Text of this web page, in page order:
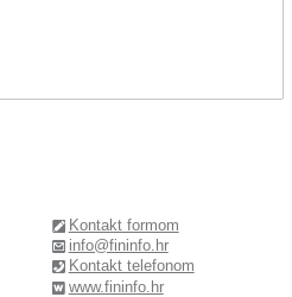
Kontakt formom
info@fininfo.hr
Kontakt telefonom
www.fininfo.hr